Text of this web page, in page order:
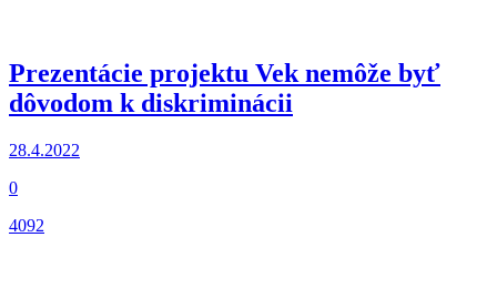
Prezentácie projektu Vek nemôže byť
dôvodom k diskriminácii
28.4.2022
0
4092